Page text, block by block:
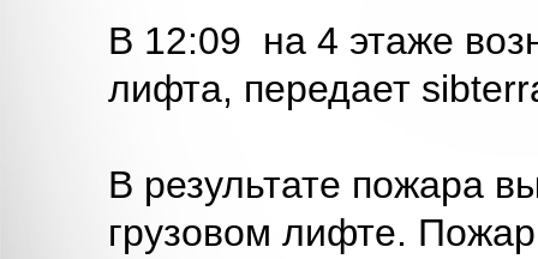
В 12:09 на 4 этаже
лифта, передает
В результате пожара
грузовом лифте.